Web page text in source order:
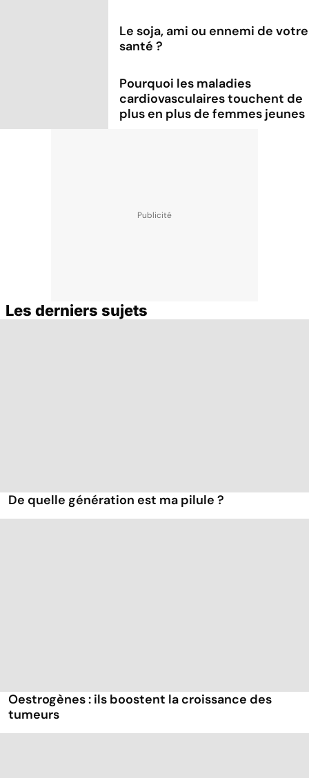
Le soja, ami ou ennemi de votre
santé ?
Pourquoi les maladies
cardiovasculaires touchent de
plus en plus de femmes jeunes
Les derniers sujets
De quelle génération est ma pilule ?
Oestrogènes : ils boostent la croissance des
tumeurs